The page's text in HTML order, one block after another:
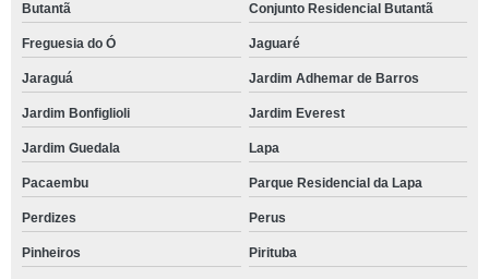
Butantã Conjunto Residencial Butantã
Freguesia do Ó Jaguaré
Jaraguá Jardim Adhemar de Barros
Jardim Bonfiglioli Jardim Everest
Jardim Guedala Lapa
Pacaembu Parque Residencial da Lapa
Perdizes Perus
Pinheiros Pirituba